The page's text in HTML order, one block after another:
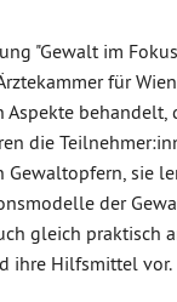
"Gewalt im
für
Aspekte
die
Gewaltopfern, sie
der
gleich praktisch
ihre Hilfsmittel vor.